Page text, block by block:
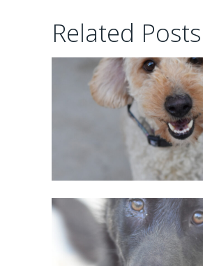
Related Posts
02/06/2026